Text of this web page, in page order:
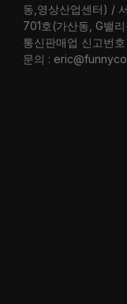
동,영상산업센터) /
701호(가산동, G밸
통신판매업 신고번
문의 :